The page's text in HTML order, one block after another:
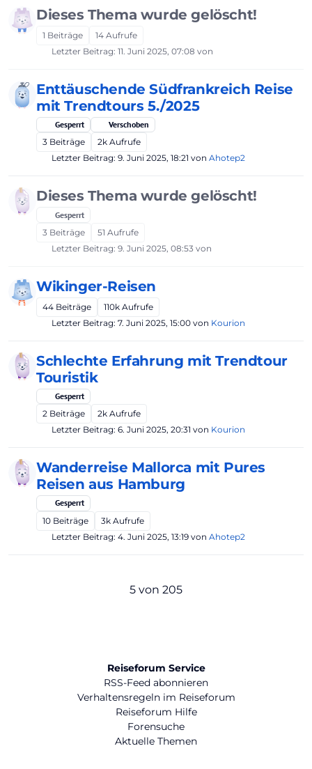
Dieses Thema wurde gelöscht!
1 Beiträge 14 Aufrufe
Letzter Beitrag: 11. Juni 2025, 07:08 von
Enttäuschende Südfrankreich Reise
mit Trendtours 5./2025
Gesperrt
Verschoben
3 Beiträge 2k Aufrufe
Letzter Beitrag: 9. Juni 2025, 18:21 von Ahotep2
Dieses Thema wurde gelöscht!
Gesperrt
3 Beiträge 51 Aufrufe
Letzter Beitrag: 9. Juni 2025, 08:53 von
Wikinger-Reisen
44 Beiträge 110k Aufrufe
Letzter Beitrag: 7. Juni 2025, 15:00 von Kourion
Schlechte Erfahrung mit Trendtour
Touristik
Gesperrt
2 Beiträge 2k Aufrufe
Letzter Beitrag: 6. Juni 2025, 20:31 von Kourion
Wanderreise Mallorca mit Pures
Reisen aus Hamburg
Gesperrt
10 Beiträge 3k Aufrufe
Letzter Beitrag: 4. Juni 2025, 13:19 von Ahotep2
5 von 205
Reiseforum Service
RSS-Feed abonnieren
Verhaltensregeln im Reiseforum
Reiseforum Hilfe
Forensuche
Aktuelle Themen